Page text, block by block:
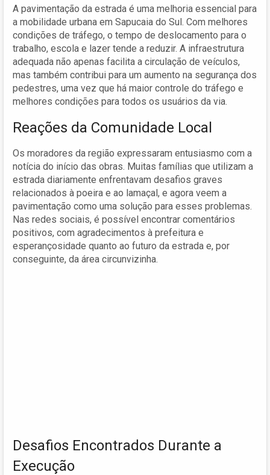
A pavimentação da estrada é uma melhoria essencial para
a mobilidade urbana em Sapucaia do Sul. Com melhores
condições de tráfego, o tempo de deslocamento para o
trabalho, escola e lazer tende a reduzir. A infraestrutura
adequada não apenas facilita a circulação de veículos,
mas também contribui para um aumento na segurança dos
pedestres, uma vez que há maior controle do tráfego e
melhores condições para todos os usuários da via.
Reações da Comunidade Local
Os moradores da região expressaram entusiasmo com a
notícia do início das obras. Muitas famílias que utilizam a
estrada diariamente enfrentavam desafios graves
relacionados à poeira e ao lamaçal, e agora veem a
pavimentação como uma solução para esses problemas.
Nas redes sociais, é possível encontrar comentários
positivos, com agradecimentos à prefeitura e
esperançosidade quanto ao futuro da estrada e, por
conseguinte, da área circunvizinha.
Desafios Encontrados Durante a
Execução